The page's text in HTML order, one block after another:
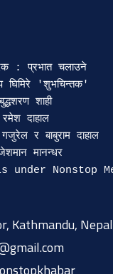
: प्रभात चलाउने
घिमिरे 'शुभचिन्तक'
शाही
दाहाल
र बाबुराम दाहाल
मानन्धर
Kathmandu, Nepal